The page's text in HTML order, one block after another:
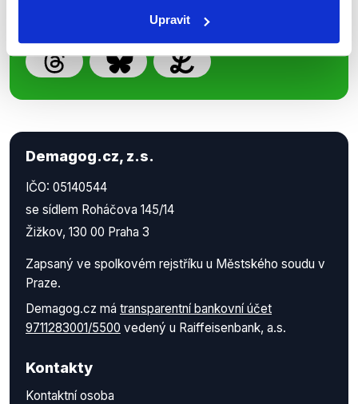
Upravit
Demagog.cz, z.s.
IČO: 05140544
se sídlem Roháčova 145/14
Žižkov, 130 00 Praha 3
Zapsaný ve spolkovém rejstříku u Městského soudu v
Praze.
Demagog.cz má transparentní bankovní účet
9711283001/5500 vedený u Raiffeisenbank, a.s.
Kontakty
Kontaktní osoba